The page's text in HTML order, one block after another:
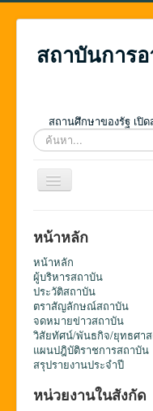
สถาบันการ
สถานศึกษาของรัฐ เปิ
ค้นหา...
สลับ
เน
ชั่น
หน้าหลัก
หน้าหลัก
ผู้บริหารสถาบัน
ประวัติสถาบัน
ตราสัญลักษณ์สถาบัน
จดหมายข่าวสถาบัน
วิสัยทัศน์/พันธกิจ/ยุทธศา
แผนปฎิบัติราชการสถาบัน
สรุปรายงานประจำปี
หน่วยงานในสังกัด